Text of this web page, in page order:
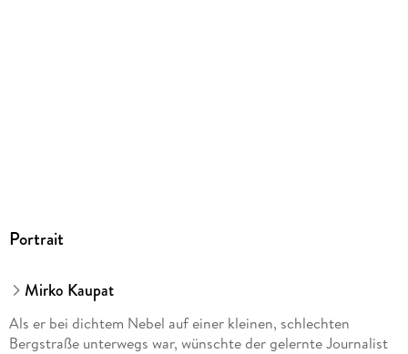
Portrait
Mirko Kaupat
Als er bei dichtem Nebel auf einer kleinen, schlechten
Bergstraße unterwegs war, wünschte der gelernte Journalist